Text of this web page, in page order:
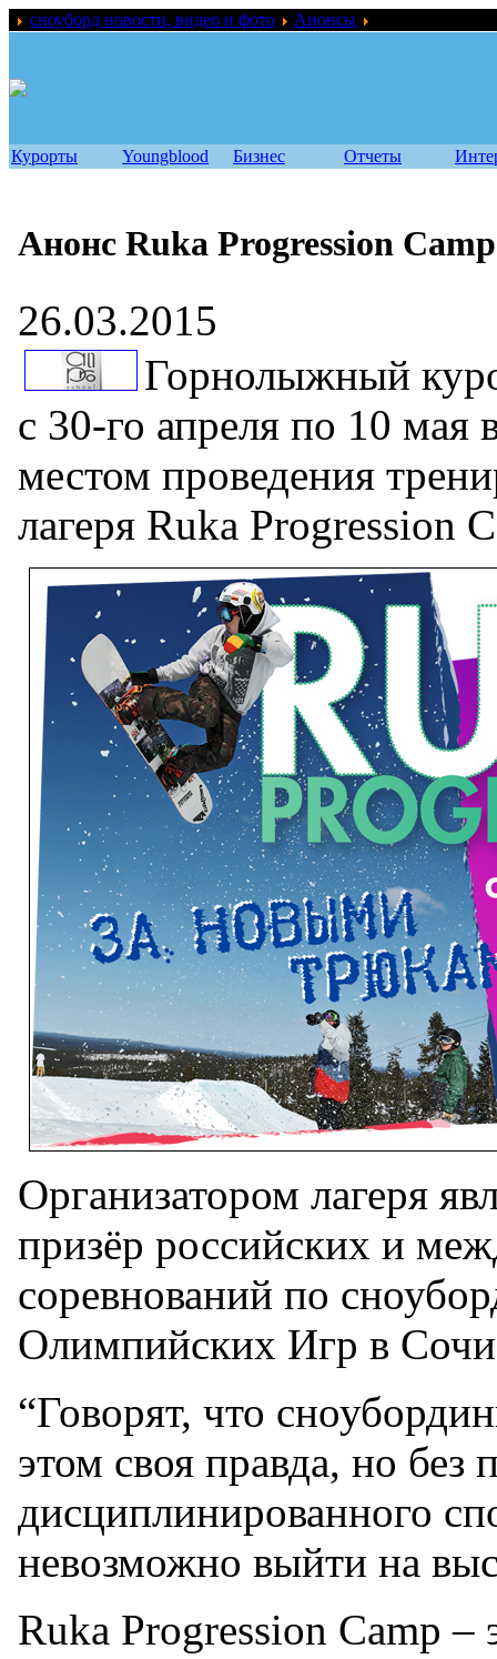
сноуборд новости, видео и фото Анонсы
Курорты Youngblood Бизнес Отчеты
Анонс Ruka Progression Camp
26.03.2015
Горнолыжный
с 30-го апреля по 10 мая
местом проведения
лагеря Ruka Progression
Организатором лагеря
призёр российских и
соревнований по
Олимпийских Игр в
“Говорят, что
этом своя правда, но без
дисциплинированного
невозможно выйти на
Ruka Progression Camp –